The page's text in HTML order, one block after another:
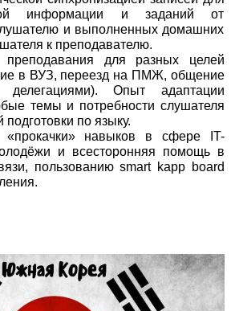
информации и заданий от
и выполненных домашних
к преподавателю.
для разных целей
в ВУЗ, переезд на ПМЖ, общение
Опыт адаптации
темы и потребности слушателя
подготовки по языку.
навыков в сфере IT-
и всесторонняя помощь в
пользованию smart kapp board